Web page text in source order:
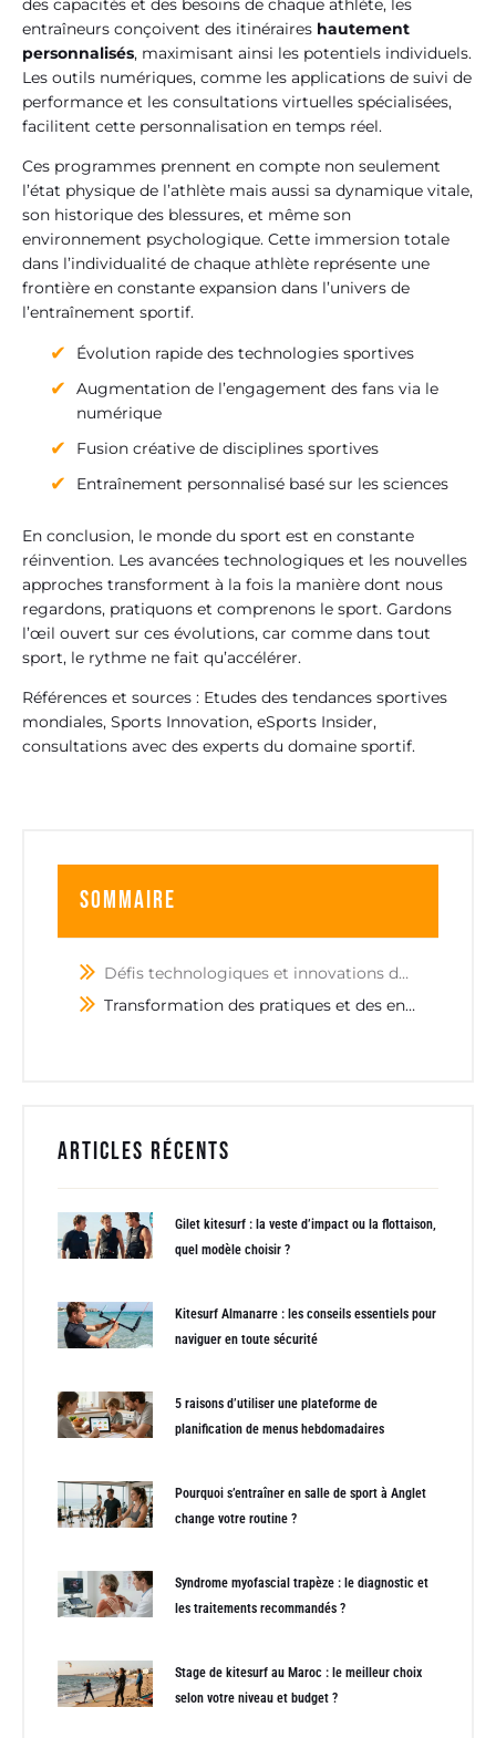
des capacités et des besoins de chaque athlète, les
entraîneurs conçoivent des itinéraires hautement
personnalisés, maximisant ainsi les potentiels individuels.
Les outils numériques, comme les applications de suivi de
performance et les consultations virtuelles spécialisées,
facilitent cette personnalisation en temps réel.
Ces programmes prennent en compte non seulement
l’état physique de l’athlète mais aussi sa dynamique vitale,
son historique des blessures, et même son
environnement psychologique. Cette immersion totale
dans l’individualité de chaque athlète représente une
frontière en constante expansion dans l’univers de
l’entraînement sportif.
Évolution rapide des technologies sportives
Augmentation de l’engagement des fans via le
numérique
Fusion créative de disciplines sportives
Entraînement personnalisé basé sur les sciences
En conclusion, le monde du sport est en constante
réinvention. Les avancées technologiques et les nouvelles
approches transforment à la fois la manière dont nous
regardons, pratiquons et comprenons le sport. Gardons
l’œil ouvert sur ces évolutions, car comme dans tout
sport, le rythme ne fait qu’accélérer.
Références et sources : Etudes des tendances sportives
mondiales, Sports Innovation, eSports Insider,
consultations avec des experts du domaine sportif.
Sommaire
Défis technologiques et innovations dans le sport
Transformation des pratiques et des entraînements
Articles récents
Gilet kitesurf : la veste d’impact ou la flottaison,
quel modèle choisir ?
Kitesurf Almanarre : les conseils essentiels pour
naviguer en toute sécurité
5 raisons d’utiliser une plateforme de
planification de menus hebdomadaires
Pourquoi s’entraîner en salle de sport à Anglet
change votre routine ?
Syndrome myofascial trapèze : le diagnostic et
les traitements recommandés ?
Stage de kitesurf au Maroc : le meilleur choix
selon votre niveau et budget ?